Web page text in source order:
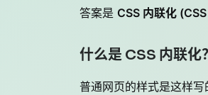
答案是 CSS 内联化
什么是 CSS 内联化？
普通网页的样式是这样写